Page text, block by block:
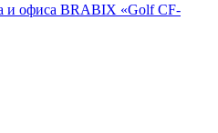
и офиса BRABIX «Golf CF-